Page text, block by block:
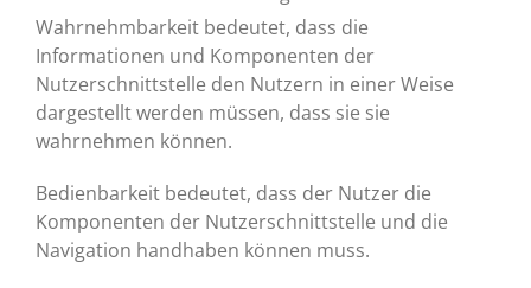
Wahrnehmbarkeit bedeutet, dass die
Informationen und Komponenten der
Nutzerschnittstelle den Nutzern in einer Weise
dargestellt werden müssen, dass sie sie
wahrnehmen können.
Bedienbarkeit bedeutet, dass der Nutzer die
Komponenten der Nutzerschnittstelle und die
Navigation handhaben können muss.